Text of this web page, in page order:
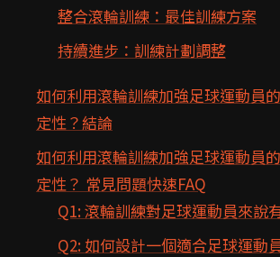
整合滾輪訓練：最佳訓練方案
持續進步：訓練計劃調整
如何利用滾輪訓練加強足球運動員
定性？結論
如何利用滾輪訓練加強足球運動員
定性？ 常見問題快速FAQ
Q1: 滾輪訓練對足球運動員來說
Q2: 如何設計一個適合足球運動